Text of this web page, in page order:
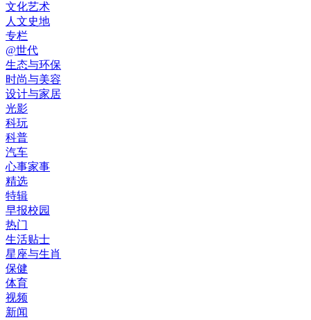
文化艺术
人文史地
专栏
@世代
生态与环保
时尚与美容
设计与家居
光影
科玩
科普
汽车
心事家事
精选
特辑
早报校园
热门
生活贴士
星座与生肖
保健
体育
视频
新闻